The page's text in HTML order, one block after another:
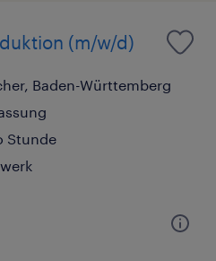
(m/w/d)
Baden-Württemberg
Stunde